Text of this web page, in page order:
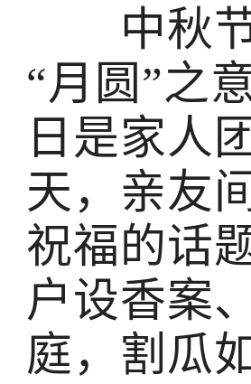
中秋节
“月圆”之
日是家人
天，亲友
祝福的话
户设香案
庭，割瓜